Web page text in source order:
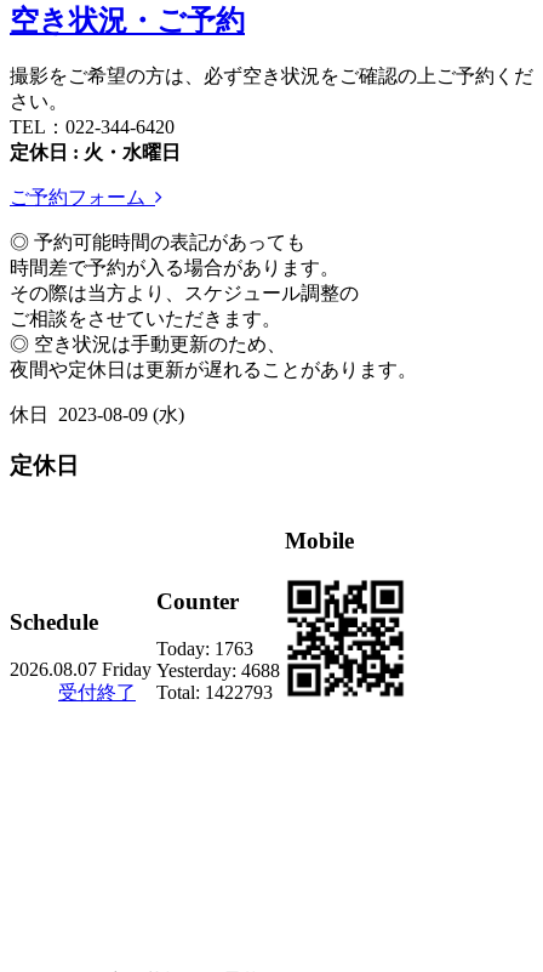
空き状況・ご予約
撮影をご希望の方は、必ず空き状況をご確認の上ご予約くだ
さい。
TEL：022-344-6420
定休日 : 火・水曜日
ご予約フォーム
◎ 予約可能時間の表記があっても
時間差で予約が入る場合があります。
その際は当方より、スケジュール調整の
ご相談をさせていただきます。
◎ 空き状況は手動更新のため、
夜間や定休日は更新が遅れることがあります。
休日 2023-08-09 (水)
定休日
Schedule
2026.08.07 Friday
受付終了
Counter
Today: 1763
Yesterday: 4688
Total: 1422793
Mobile